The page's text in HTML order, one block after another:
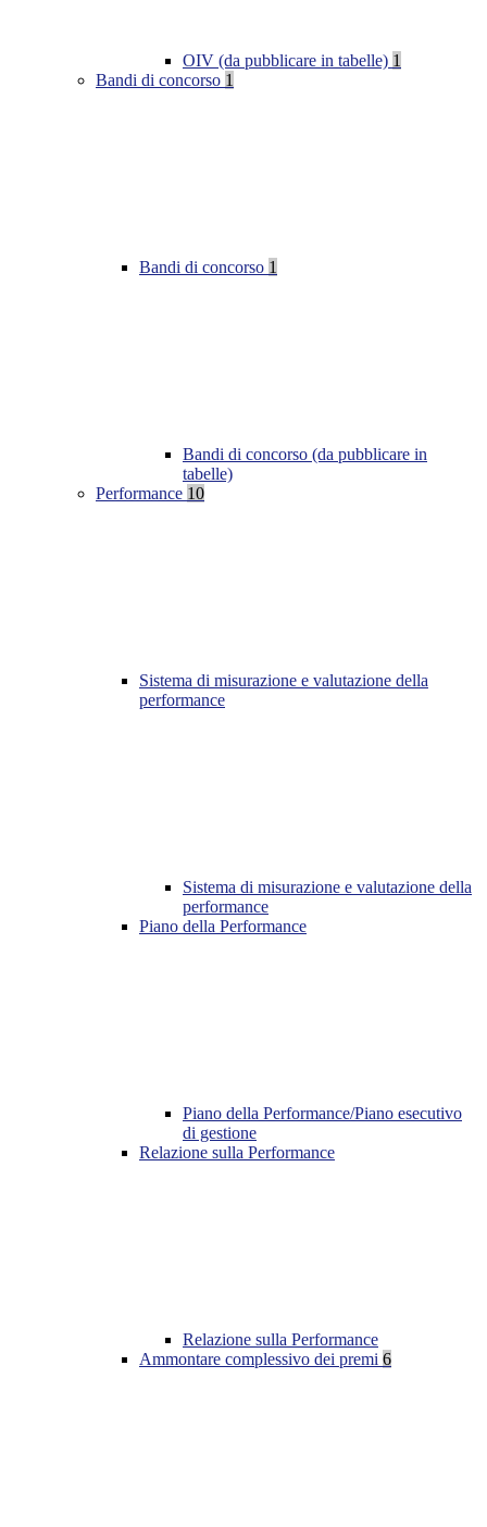
OIV (da pubblicare in tabelle) 1
Bandi di concorso 1
Bandi di concorso 1
Bandi di concorso (da pubblicare in
tabelle)
Performance 10
Sistema di misurazione e valutazione della
performance
Sistema di misurazione e valutazione della
performance
Piano della Performance
Piano della Performance/Piano esecutivo
di gestione
Relazione sulla Performance
Relazione sulla Performance
Ammontare complessivo dei premi 6